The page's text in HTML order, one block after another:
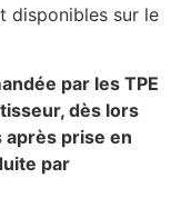
disponibles sur le
par les TPE
dès lors
après prise en
par